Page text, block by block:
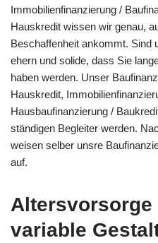
Immobilienfinanzierung /
Hauskredit wissen wir genau,
Beschaffenheit ankommt. Sind
ehern und solide, dass Sie
haben werden. Unser
Hauskredit,
Hausbaufinanzierung /
ständigen Begleiter werden.
weisen selber unsre
auf.
Altersvorsorge
variable